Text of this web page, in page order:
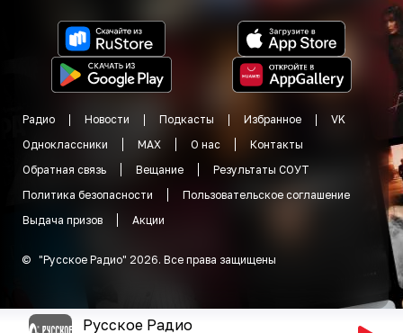
Радио Новости Подкасты Избранное
VK
Одноклассники
MAX О нас
Контакты
Обратная связь
Вещание
Результаты СОУТ
Политика безопасности
Пользовательское соглашение
Выдача призов
Акции
© "Русское Радио" 2026. Все права защищены
Русское Радио